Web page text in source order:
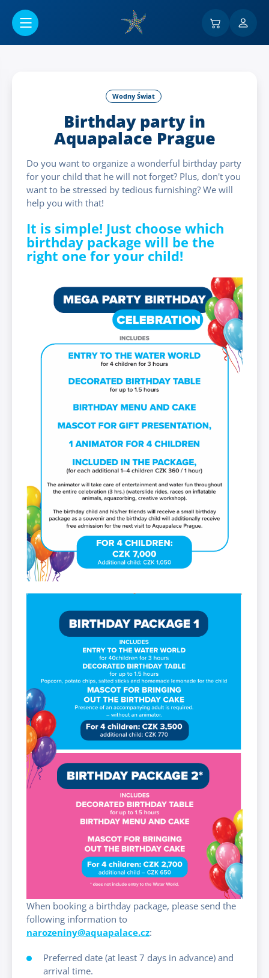
Wodny Świat
Birthday party in
Aquapalace Prague
Do you want to organize a wonderful birthday party
for your child that he will not forget? Plus, don't you
want to be stressed by tedious furnishing? We will
help you with that!
It is simple! Just choose which
birthday package will be the
right one for your child!
When booking a birthday package, please send the
following information to
narozeniny@aquapalace.cz:
Preferred date (at least 7 days in advance) and
arrival time.